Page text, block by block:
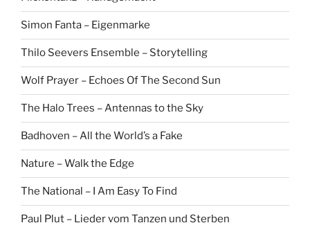
Simon Fanta – Eigenmarke
Thilo Seevers Ensemble – Storytelling
Wolf Prayer – Echoes Of The Second Sun
The Halo Trees – Antennas to the Sky
Badhoven – All the World’s a Fake
Nature – Walk the Edge
The National – I Am Easy To Find
Paul Plut – Lieder vom Tanzen und Sterben